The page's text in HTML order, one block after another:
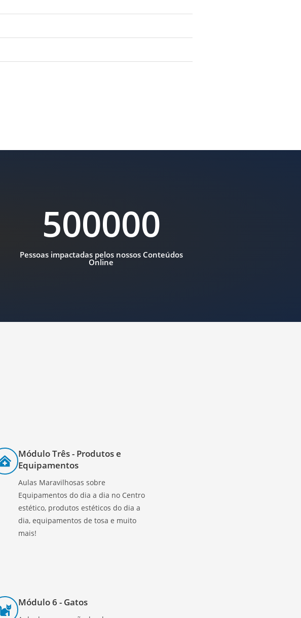
500000
Pessoas impactadas pelos nossos Conteúdos
Online
Módulo Três - Produtos e
Equipamentos
Aulas Maravilhosas sobre
Equipamentos do dia a dia no Centro
estético, produtos estéticos do dia a
dia, equipamentos de tosa e muito
mais!
Módulo 6 - Gatos